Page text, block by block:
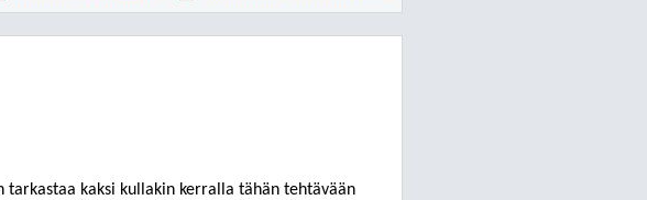
kaksi kullakin kerralla tähän tehtävään